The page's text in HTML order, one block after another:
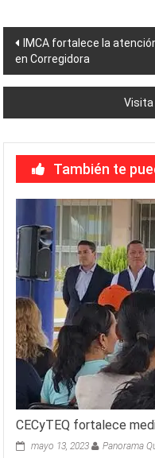
Navegación
de
IMCA fortalece la
en Corregidora
Visita
También te
CECyTEQ fortalece
mayo 13, 2023 Panorama